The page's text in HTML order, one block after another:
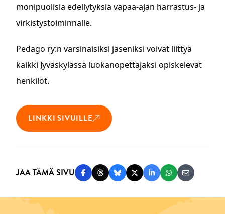
monipuolisia edellytyksiä vapaa-ajan harrastus- ja
virkistystoiminnalle.
Pedago ry:n varsinaisiksi jäseniksi voivat liittyä
kaikki Jyväskylässä luokanopettajaksi opiskelevat
henkilöt.
LINKKI SIVUILLE
JAA TÄMÄ SIVU Jaa Facebookissa
Jaa Threadsissa
Jaa Blueskyssä
Jaa Twitterissä
Jaa LinkedInissä
Jaa Jaa